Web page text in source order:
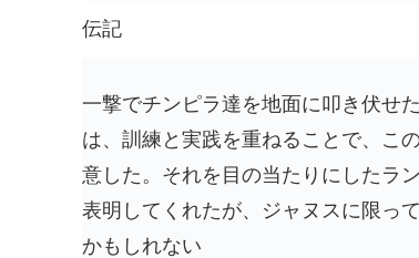
伝記
一撃でチンピラ達を地面に叩き伏せ
は、訓練と実践を重ねることで、こ
意した。それを目の当たりにしたラ
表明してくれたが、ジャヌスに限っ
かもしれない